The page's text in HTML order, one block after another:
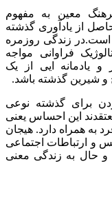
معین به مفهوم
از یادآوری گذشته
زندگی روزمره
فراوانی مواجه
و یادمانه ایی از یک
و شیرین گذشته باشد.
برای گذشته نوعی
این احساس یعنی
به همراه دارد. هیجان
و ارتباطات اجتماعی
و حال به زندگی معنی